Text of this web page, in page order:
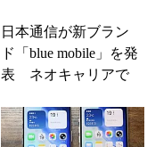
日本通信が新ブラン
ド「blue mobile」を発
表 ネオキャリアで